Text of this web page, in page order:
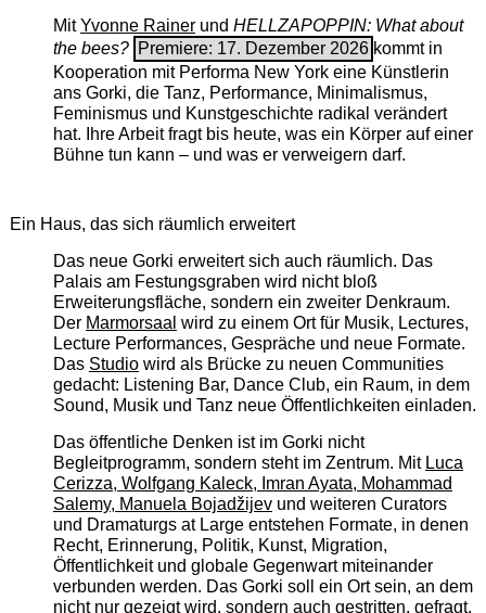
MitYvonne Rainerund HELLZAPOPPIN: What about
the bees? Premiere: 17. Dezember 2026 kommt in
Kooperation mit Performa New York eine Künstlerin
ans Gorki, die Tanz, Performance, Minimalismus,
Feminismus und Kunstgeschichte radikal verändert
hat. Ihre Arbeit fragt bis heute, was ein Körper auf einer
Bühne tun kann – und was er verweigern darf.
Ein Haus, das sich räumlich erweitert
Das neue Gorki erweitert sich auch räumlich. Das
Palais am Festungsgraben wird nicht bloß
Erweiterungsfläche, sondern ein zweiter Denkraum.
Der Marmorsaal wird zu einem Ort für Musik, Lectures,
Lecture Performances, Gespräche und neue Formate.
Das Studiowird als Brücke zu neuen Communities
gedacht: Listening Bar, Dance Club, ein Raum, in dem
Sound, Musik und Tanz neue Öffentlichkeiten einladen.
Das öffentliche Denken ist im Gorki nicht
Begleitprogramm, sondern steht im Zentrum. Mit Luca
Cerizza, Wolfgang Kaleck, Imran Ayata, Mohammad
Salemy, Manuela Bojadžijevund weiteren Curators
und Dramaturgs at Large entstehen Formate, in denen
Recht, Erinnerung, Politik, Kunst, Migration,
Öffentlichkeit und globale Gegenwart miteinander
verbunden werden. Das Gorki soll ein Ort sein, an dem
nicht nur gezeigt wird, sondern auch gestritten, gefragt,